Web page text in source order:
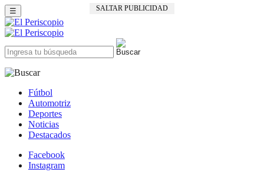
SALTAR PUBLICIDAD
☰
Fútbol
Automotriz
Deportes
Noticias
Destacados
Facebook
Instagram